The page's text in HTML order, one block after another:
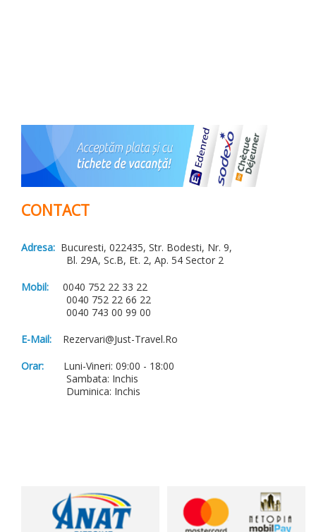
CONTACT
Adresa: Bucuresti, 022435, Str. Bodesti, Nr. 9,
Bl. 29A, Sc.B, Et. 2, Ap. 54 Sector 2
Mobil:
0040 752 22 33 22
0040 752 22 66 22
0040 743 00 99 00
E-Mail: Rezervari@just-Travel.ro
Orar: Luni-Vineri: 09:00 - 18:00
Sambata: Inchis
Duminica: Inchis